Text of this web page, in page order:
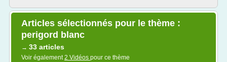
Articles sélectionnés pour le thème :
perigord blanc
→ 33 articles
Voir également2 Vidéos pour ce thème